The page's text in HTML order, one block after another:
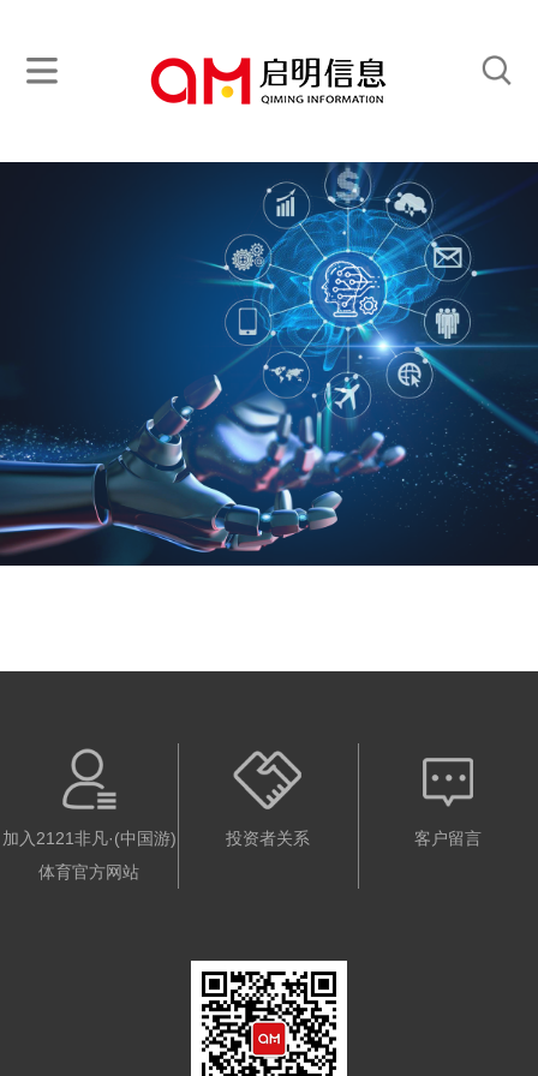
加入2121非凡·(中国游)
体育官方网站
投资者关系 客户留言